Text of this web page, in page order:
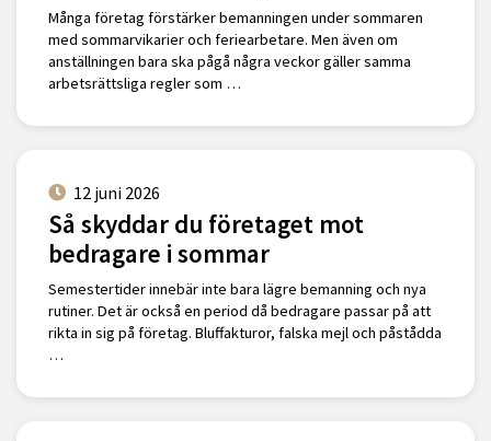
Många företag förstärker bemanningen under sommaren
med sommarvikarier och feriearbetare. Men även om
anställningen bara ska pågå några veckor gäller samma
arbetsrättsliga regler som …
12 juni 2026
Så skyddar du företaget mot
bedragare i sommar
Semestertider innebär inte bara lägre bemanning och nya
rutiner. Det är också en period då bedragare passar på att
rikta in sig på företag. Bluffakturor, falska mejl och påstådda
…